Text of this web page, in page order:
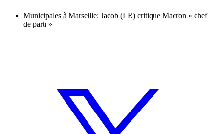
Municipales à Marseille: Jacob (LR) critique Macron « chef
de parti »